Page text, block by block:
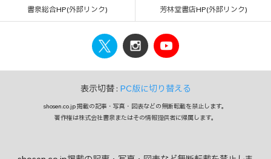
書泉総合HP(外部リンク) 芳林堂書店HP(外部リンク)
表示切替 : PC版に切り替える
shosen.co.jp 掲載の記事・写真・図表などの無断転載を禁止します。
著作権は株式会社書泉またはその情報提供者に帰属します。